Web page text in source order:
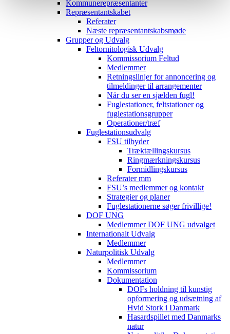
Kommunerepræsentanter
Repræsentantskabet
Referater
Næste repræsentantskabsmøde
Grupper og Udvalg
Feltornitologisk Udvalg
Kommissorium Feltud
Medlemmer
Retningslinjer for annoncering og
tilmeldinger til arrangementer
Når du ser en sjælden fugl!
Fuglestationer, feltstationer og
fuglestationsgrupper
Operationer/træf
Fuglestationsudvalg
FSU tilbyder
Træktællingskursus
Ringmærkningskursus
Formidlingskursus
Referater mm
FSU’s medlemmer og kontakt
Strategier og planer
Fuglestationerne søger frivillige!
DOF UNG
Medlemmer DOF UNG udvalget
Internationalt Udvalg
Medlemmer
Naturpolitisk Udvalg
Medlemmer
Kommissorium
Dokumentation
DOFs holdning til kunstig
opformering og udsætning af
Hvid Stork i Danmark
Hasardspillet med Danmarks
natur